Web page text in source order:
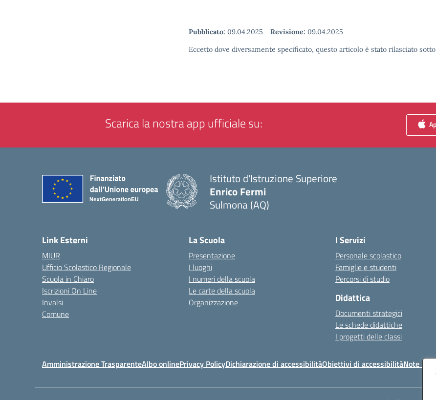
Pubblicato: 09.04.2025 - Revisione: 09.04.2025
Eccetto dove diversamente specificato, questo articolo è stato rilasciato
Scarica la nostra app ufficiale su:
Istituto d'Istruzione Superiore
Enrico Fermi
Sulmona (AQ)
Link Esterni
MIUR
Ufficio Scolastico Regionale
Scuola in Chiaro
Iscrizioni On Line
Invalsi
Comune
La Scuola
Presentazione
I luoghi
I numeri della scuola
Le carte della scuola
Organizzazione
I Servizi
Personale scolastico
Famiglie e studenti
Percorsi di studio
Didattica
Documenti strategici
Le schede didattiche
I progetti delle classi
Amministrazione TrasparenteAlbo onlinePrivacy PolicyDichiarazione di accessibilitàObiettivi di accessibilitàNote legali